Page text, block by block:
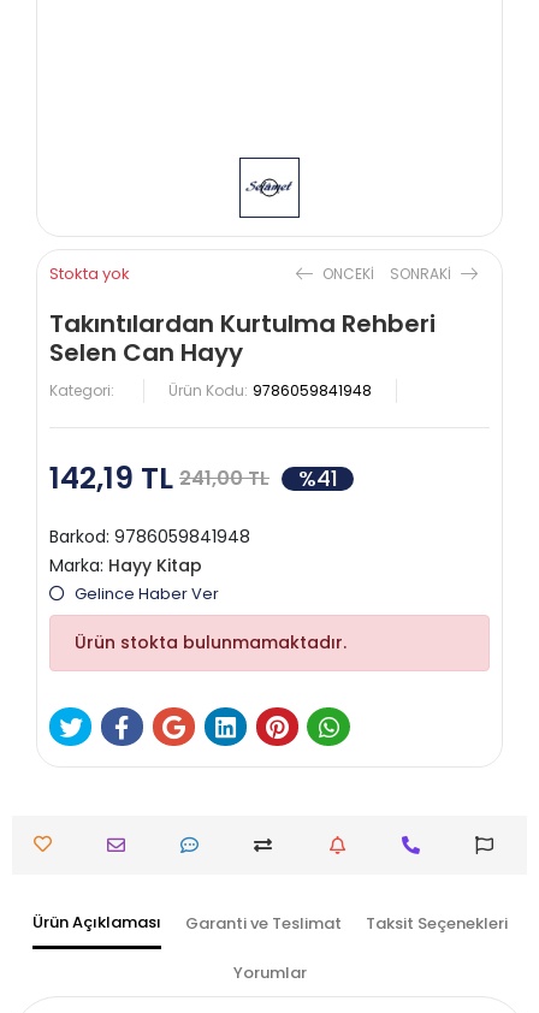
Stokta yok ONCEKI SONRAKI
Takıntılardan Kurtulma Rehberi
Selen Can Hayy
Kategori: Ürün Kodu: 9786059841948
142,19 TL 241,00 TL %41
Barkod: 9786059841948
Marka: Hayy Kitap
Gelince Haber Ver
Ürün stokta bulunmamaktadır.
Ürün Açıklaması Garanti ve Teslimat Taksit Seçenekleri
Yorumlar